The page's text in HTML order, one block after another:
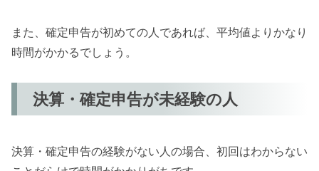
また、確定申告が初めての人であれば、平均値よりかなり
時間がかかるでしょう。
決算・確定申告が未経験の人
決算・確定申告の経験がない人の場合、初回はわからない